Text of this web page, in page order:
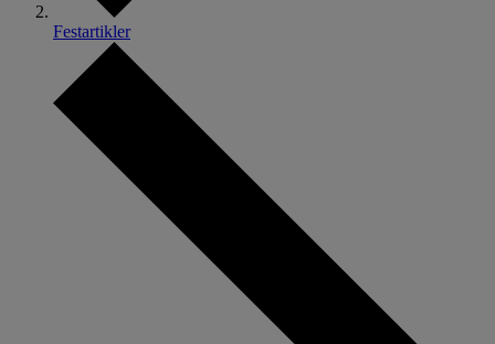
Festartikler